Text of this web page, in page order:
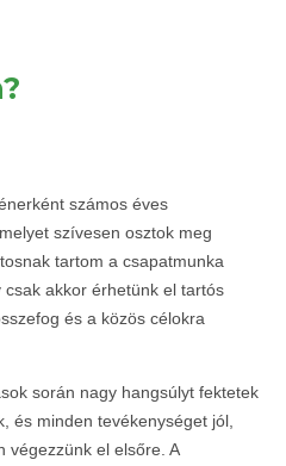
számos éves
szívesen osztok meg
tartom a csapatmunka
akkor érhetünk el tartós
és a közös célokra
során nagy hangsúlyt fektetek
és minden tevékenységet jól,
végezzünk el elsőre. A